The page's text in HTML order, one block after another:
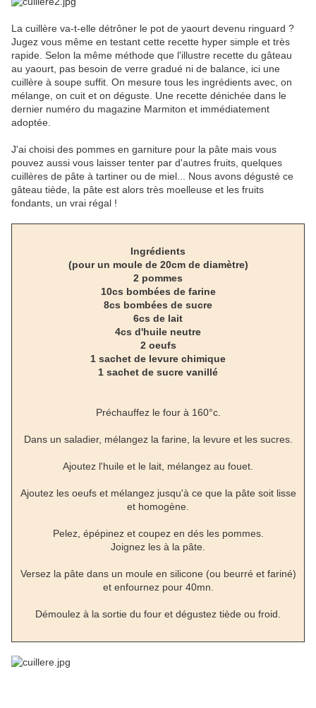
La cuillère va-t-elle détrôner le pot de yaourt devenu ringuard ?
Jugez vous même en testant cette recette hyper simple et très
rapide. Selon la même méthode que l'illustre recette du gâteau
au yaourt, pas besoin de verre gradué ni de balance, ici une
cuillère à soupe suffit. On mesure tous les ingrédients avec, on
mélange, on cuit et on déguste. Une recette dénichée dans le
dernier numéro du magazine Marmiton et immédiatement
adoptée.
J'ai choisi des pommes en garniture pour la pâte mais vous
pouvez aussi vous laisser tenter par d'autres fruits, quelques
cuillères de pâte à tartiner ou de miel... Nous avons dégusté ce
gâteau tiède, la pâte est alors très moelleuse et les fruits
fondants, un vrai régal !
Ingrédients
(pour un moule de 20cm de diamètre)
2 pommes
10cs bombées de farine
8cs bombées de sucre
6cs de lait
4cs d'huile neutre
2 oeufs
1 sachet de levure chimique
1 sachet de sucre vanillé
Préchauffez le four à 160°c.
Dans un saladier, mélangez la farine, la levure et les sucres.
Ajoutez l'huile et le lait, mélangez au fouet.
Ajoutez les oeufs et mélangez jusqu'à ce que la pâte soit lisse
et homogène.
Pelez, épépinez et coupez en dés les pommes.
Joignez les à la pâte.
Versez la pâte dans un moule en silicone (ou beurré et fariné)
et enfournez pour 40mn.
Démoulez à la sortie du four et dégustez tiède ou froid.